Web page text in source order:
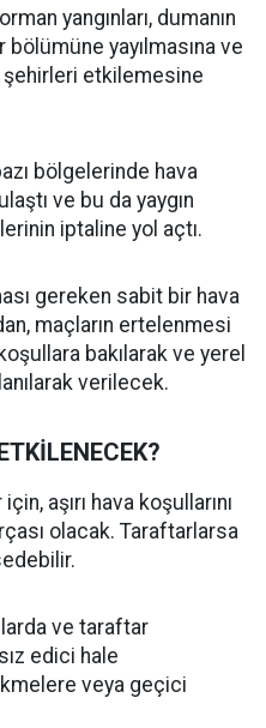
yangınları, dumanın
yayılmasına ve
etkilemesine
bölgelerinde hava
ve bu da yaygın
iptaline yol açtı.
gereken sabit bir hava
maçların ertelenmesi
bakılarak ve yerel
verilecek.
aşırı hava koşullarını
olacak. Taraftarlarsa
ve taraftar
edici hale
veya geçici